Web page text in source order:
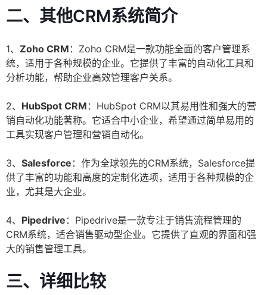
二、其他CRM系统简介
1、 Zoho CRM ：Zoho CRM是一款功能全面的客户管理系
统，适用于各种规模的企业。它提供了丰富的自动化工具和
分析功能，帮助企业高效管理客户关系。
2、 HubSpot CRM ：HubSpot CRM以其易用性和强大的营
销自动化功能著称。它适合中小企业，希望通过简单易用的
工具实现客户管理和营销自动化。
3、 Salesforce ：作为全球领先的CRM系统，Salesforce提
供了丰富的功能和高度的定制化选项，适用于各种规模的企
业，尤其是大企业。
4、 Pipedrive ：Pipedrive是一款专注于销售流程管理的
CRM系统，适合销售驱动型企业。它提供了直观的界面和强
大的销售管理工具。
三、详细比较